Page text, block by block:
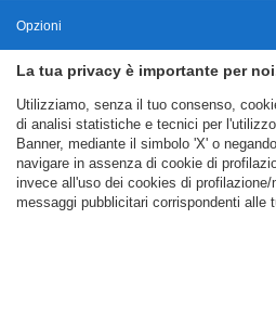
Privacy
Cookie
La tua privacy è importante per
Utilizziamo, senza il tuo consenso,
di analisi statistiche e tecnici per
Banner, mediante il simbolo 'X' o
navigare in assenza di cookie di
invece all'uso dei cookies di
messaggi pubblicitari corrispondenti alle
Opzioni
Nascondi Opzioni